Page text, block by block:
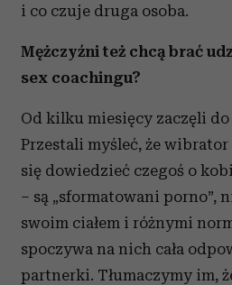
i co czuje druga osoba.
Mężczyźni też chcą brać
sex coachingu?
Od kilku miesięcy zaczęli
Przestali myśleć, że
się dowiedzieć czegoś o
– są „sformatowani porno”,
swoim ciałem i różnymi
spoczywa na nich cała
partnerki. Tłumaczymy im,